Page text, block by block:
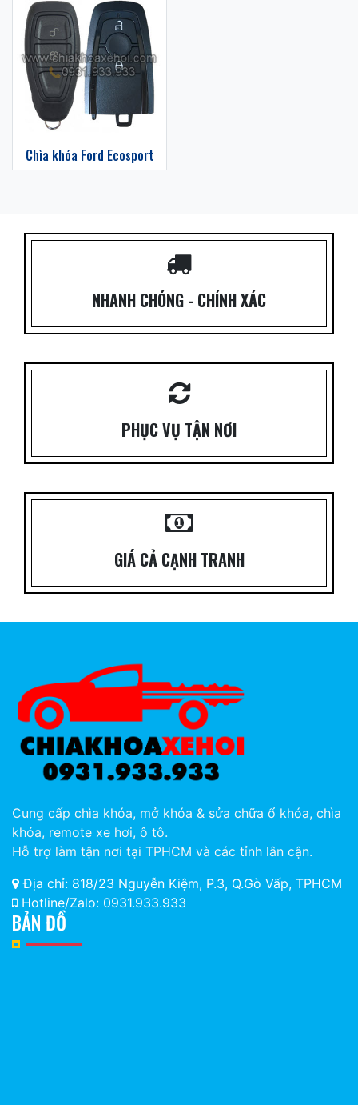
Chìa khóa Ford Ecosport
NHANH CHÓNG - CHÍNH XÁC
PHỤC VỤ TẬN NƠI
GIÁ CẢ CẠNH TRANH
Cung cấp chìa khóa, mở khóa & sửa chữa ổ khóa, chìa
khóa, remote xe hơi, ô tô.
Hỗ trợ làm tận nơi tại TPHCM và các tỉnh lân cận.
Địa chỉ: 818/23 Nguyễn Kiệm, P.3, Q.Gò Vấp, TPHCM
Hotline/Zalo: 0931.933.933
BẢN ĐỒ